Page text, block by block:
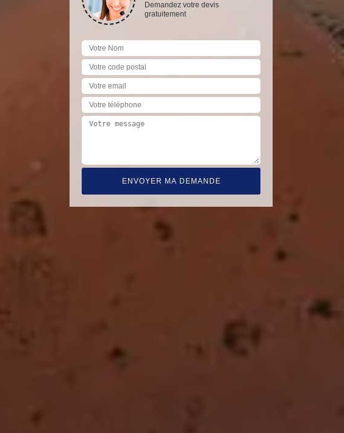
Demandez votre devis
gratuitement